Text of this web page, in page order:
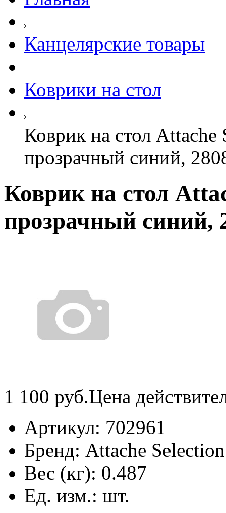
Канцелярские товары
Коврики на стол
Коврик на стол
прозрачный синий,
Коврик на стол
прозрачный синий,
1 100 руб.Цена
Артикул: 702961
Бренд: Attache Selection
Вес (кг): 0.487
Ед. изм.: шт.